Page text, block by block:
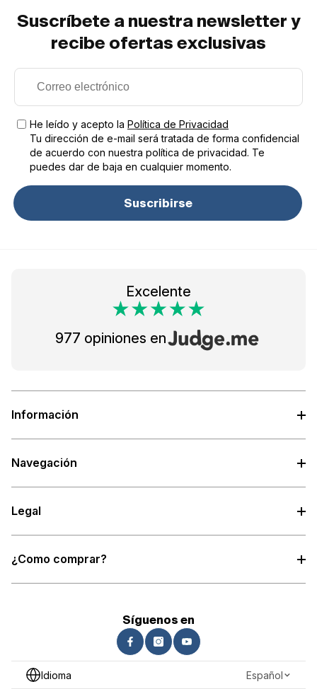
Suscríbete a nuestra newsletter y
recibe ofertas exclusivas
He leído y acepto la Política de Privacidad
Tu dirección de e-mail será tratada de forma confidencial
de acuerdo con nuestra política de privacidad. Te
puedes dar de baja en cualquier momento.
Suscribirse
Excelente
977 opiniones en
Información
Navegación
Legal
¿Como comprar?
Síguenos en
Idioma Español